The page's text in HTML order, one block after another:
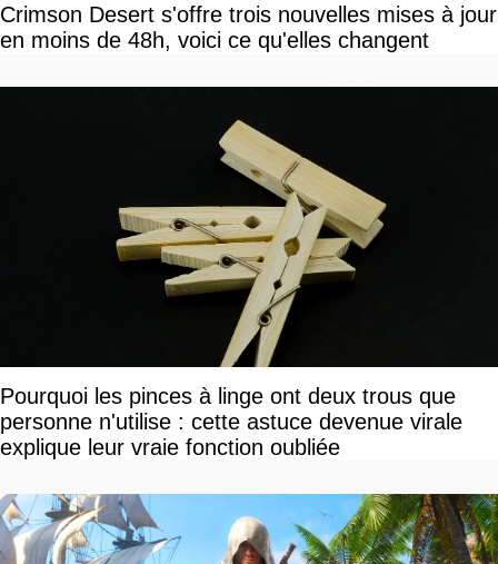
Crimson Desert s'offre trois nouvelles mises à jour
en moins de 48h, voici ce qu'elles changent
Pourquoi les pinces à linge ont deux trous que
personne n'utilise : cette astuce devenue virale
explique leur vraie fonction oubliée